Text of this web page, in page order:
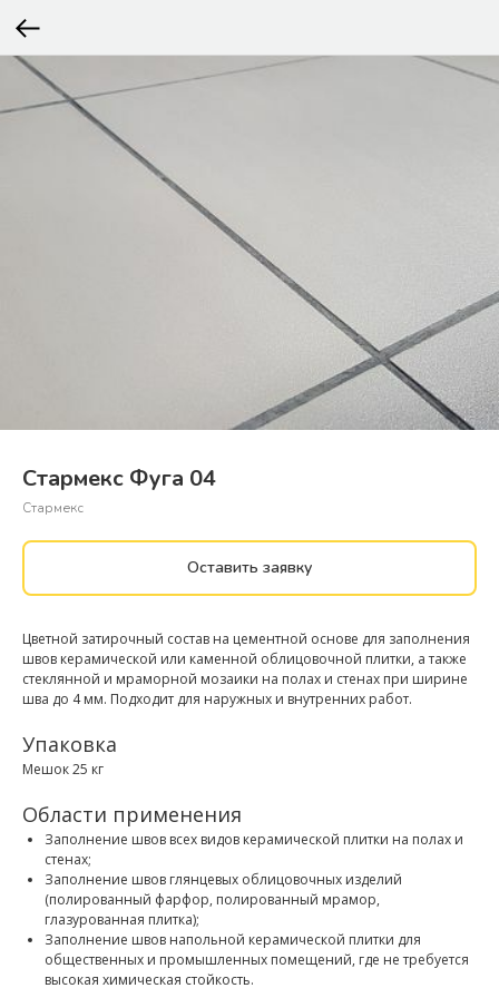
Стармекс Фуга 04
Стармекс
Оставить заявку
Цветной затирочный состав на цементной основе для заполнения
швов керамической или каменной облицовочной плитки, а также
стеклянной и мраморной мозаики на полах и стенах при ширине
шва до 4 мм. Подходит для наружных и внутренних работ.
Упаковка
Мешок 25 кг
Области применения
Заполнение швов всех видов керамической плитки на полах и
стенах;
Заполнение швов глянцевых облицовочных изделий
(полированный фарфор, полированный мрамор,
глазурованная плитка);
Заполнение швов напольной керамической плитки для
общественных и промышленных помещений, где не требуется
высокая химическая стойкость.